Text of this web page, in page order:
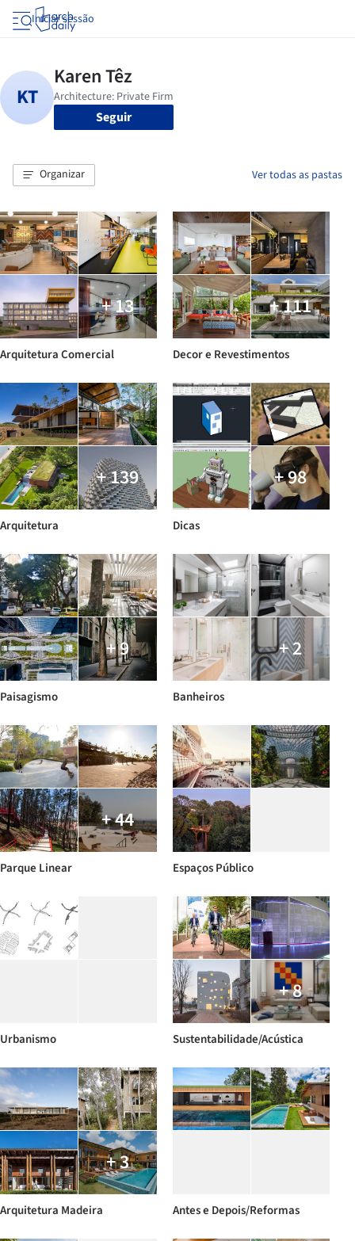
Iniciar sessão
Seguir
Organizar Ver todas as pastas
+ 13
Arquitetura Comercial
+ 111
Decor e Revestimentos
+ 139
Arquitetura
+ 98
Dicas
+ 9
Paisagismo
+ 2
Banheiros
+ 44
Parque Linear Espaços Público
Urbanismo
+ 8
Sustentabilidade/Acústica
+ 3
Arquitetura Madeira Antes e Depois/Reformas